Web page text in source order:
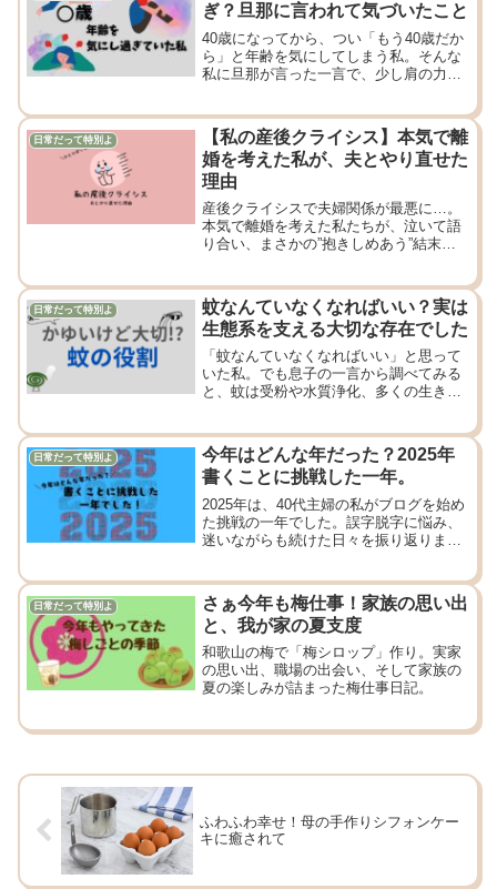
ぎ？旦那に言われて気づいたこと
40歳になってから、つい「もう40歳だか
ら」と年齢を気にしてしまう私。そんな
私に旦那が言った一言で、少し肩の力が
日常だって特別よ
【私の産後クライシス】本気で離
婚を考えた私が、夫とやり直せた
理由
産後クライシスで夫婦関係が最悪に…。
本気で離婚を考えた私たちが、泣いて語
り合い、まさかの”抱きしめあう”結末
日常だって特別よ
蚊なんていなくなればいい？実は
生態系を支える大切な存在でした
「蚊なんていなくなればいい」と思って
いた私。でも息子の一言から調べてみる
と、蚊は受粉や水質浄化、多くの生き物
仕組みに感心せずにはいられません。
日常だって特別よ
今年はどんな年だった？2025年
書くことに挑戦した一年。
2025年は、40代主婦の私がブログを始め
た挑戦の一年でした。誤字脱字に悩み、
迷いながらも続けた日々を振り返りま
日常だって特別よ
さぁ今年も梅仕事！家族の思い出
と、我が家の夏支度
和歌山の梅で「梅シロップ」作り。実家
の思い出、職場の出会い、そして家族の
夏の楽しみが詰まった梅仕事日記。
ふわふわ幸せ！母の手作りシフォンケー
キに癒されて